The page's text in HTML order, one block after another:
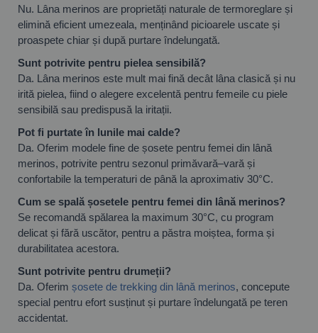
Nu. Lâna merinos are proprietăți naturale de termoreglare și
elimină eficient umezeala, menținând picioarele uscate și
proaspete chiar și după purtare îndelungată.
Sunt potrivite pentru pielea sensibilă?
Da. Lâna merinos este mult mai fină decât lâna clasică și nu
irită pielea, fiind o alegere excelentă pentru femeile cu piele
sensibilă sau predispusă la iritații.
Pot fi purtate în lunile mai calde?
Da. Oferim modele fine de șosete pentru femei din lână
merinos, potrivite pentru sezonul primăvară–vară și
confortabile la temperaturi de până la aproximativ 30°C.
Cum se spală șosetele pentru femei din lână merinos?
Se recomandă spălarea la maximum 30°C, cu program
delicat și fără uscător, pentru a păstra moiștea, forma și
durabilitatea acestora.
Sunt potrivite pentru drumeții?
Da. Oferim șosete de trekking din lână merinos, concepute
special pentru efort susținut și purtare îndelungată pe teren
accidentat.